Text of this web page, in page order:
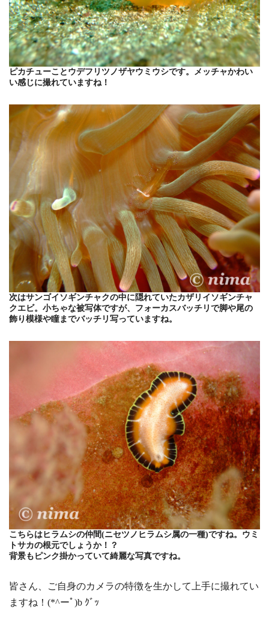
ピカチューことウデフリツノザヤウミウシです。メッチャかわい
い感じに撮れていますね！
次はサンゴイソギンチャクの中に隠れていたカザリイソギンチャ
クエビ。小ちゃな被写体ですが、フォーカスバッチリで脚や尾の
飾り模様や瞳までバッチリ写っていますね。
こちらはヒラムシの仲間(ニセツノヒラムシ属の一種)ですね。ウミ
トサカの根元でしょうか！？
背景もピンク掛かっていて綺麗な写真ですね。
皆さん、ご自身のカメラの特徴を生かして上手に撮れてい
ますね！(*^ーﾟ)b ｸﾞｯ